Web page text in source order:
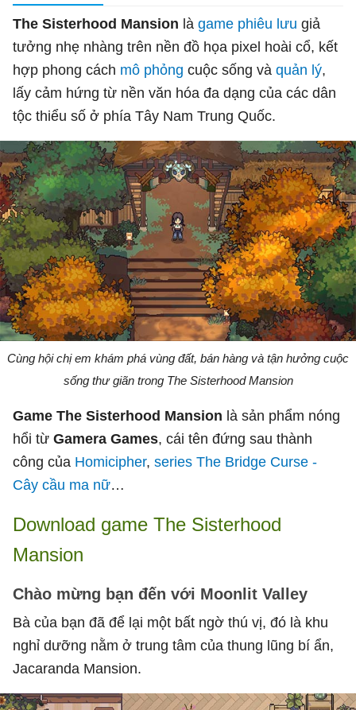
The Sisterhood Mansion là game phiêu lưu giả
tưởng nhẹ nhàng trên nền đồ họa pixel hoài cổ, kết
hợp phong cách mô phỏng cuộc sống và quản lý,
lấy cảm hứng từ nền văn hóa đa dạng của các dân
tộc thiểu số ở phía Tây Nam Trung Quốc.
Cùng hội chị em khám phá vùng đất, bán hàng và tận hưởng cuộc
sống thư giãn trong The Sisterhood Mansion
Game The Sisterhood Mansion là sản phẩm nóng
hổi từ Gamera Games, cái tên đứng sau thành
công của Homicipher, series The Bridge Curse -
Cây cầu ma nữ…
Download game The Sisterhood
Mansion
Chào mừng bạn đến với Moonlit Valley
Bà của bạn đã để lại một bất ngờ thú vị, đó là khu
nghỉ dưỡng nằm ở trung tâm của thung lũng bí ẩn,
Jacaranda Mansion.